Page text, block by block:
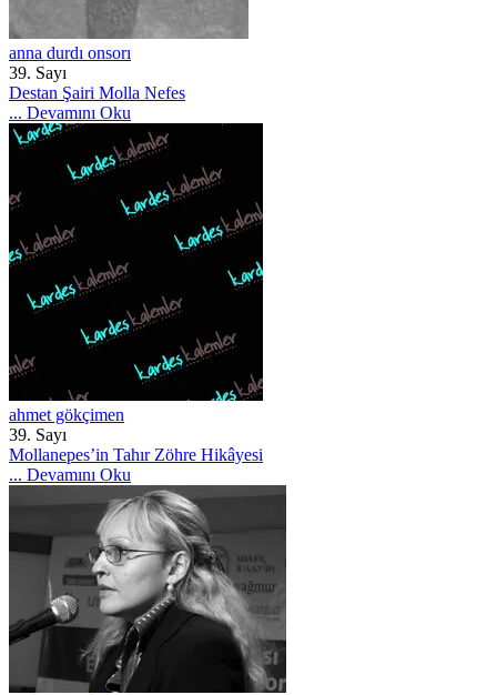
anna durdı onsorı
39. Sayı
Destan Şairi Molla Nefes
... Devamını Oku
ahmet gökçimen
39. Sayı
Mollanepes’in Tahır Zöhre Hikâyesi
... Devamını Oku